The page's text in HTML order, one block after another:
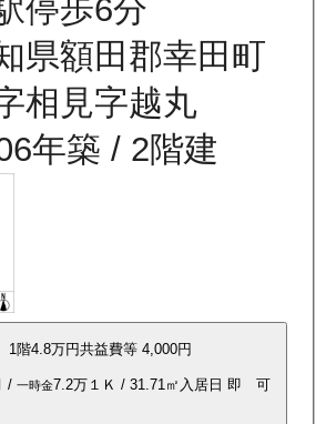
停歩6分
県額田郡幸田町
相見字越丸
年築 / 2階建
1階4.8万円共益費等 4,000円
/ 一時金7.2万１Ｋ / 31.71 ㎡ 入居日 即 可